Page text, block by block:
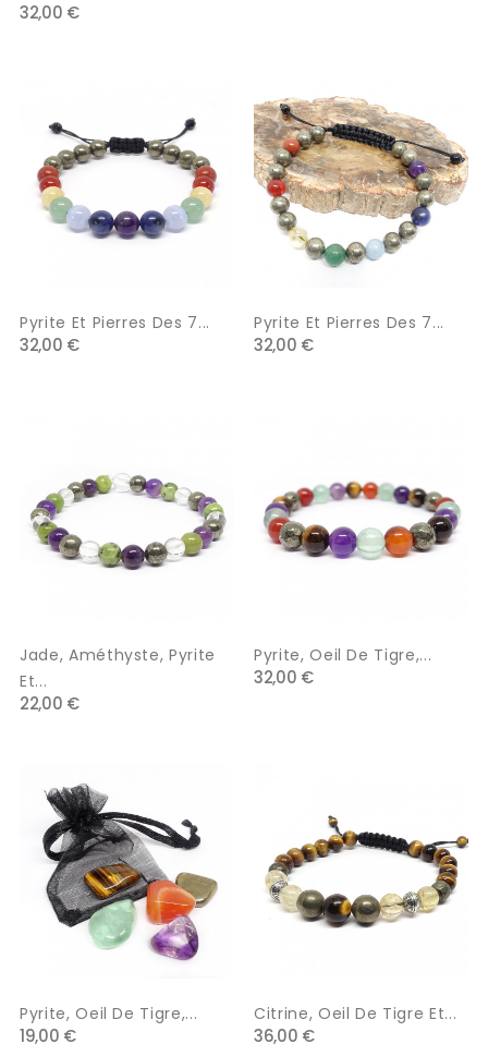
32,00 €
Pyrite Et Pierres Des 7...
32,00 €
Pyrite Et Pierres Des 7...
32,00 €
Jade, Améthyste, Pyrite
Et...
22,00 €
Pyrite, Oeil De Tigre,...
32,00 €
Pyrite, Oeil De Tigre,...
19,00 €
Citrine, Oeil De Tigre Et...
36,00 €